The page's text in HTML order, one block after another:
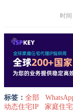
时间
标签： 全部
动态住宅IP
家庭住